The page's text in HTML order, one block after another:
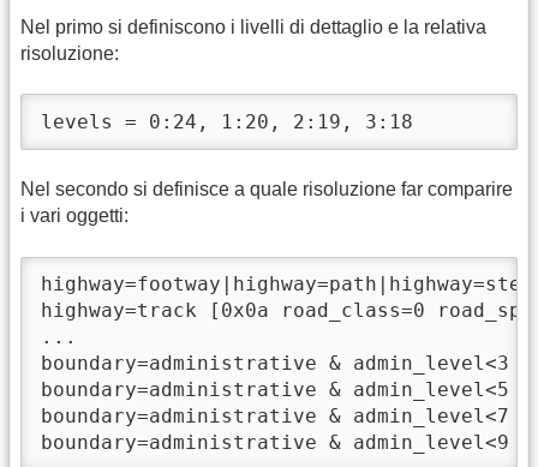
Nel primo si definiscono i livelli di dettaglio e la relativa
risoluzione:
levels = 0:24, 1:20, 2:19, 3:18
Nel secondo si definisce a quale risoluzione far comparire
i vari oggetti:
highway=track [0x0a road_class=0
...
boundary=administrative &
boundary=administrative &
boundary=administrative &
boundary=administrative & admin_level<9